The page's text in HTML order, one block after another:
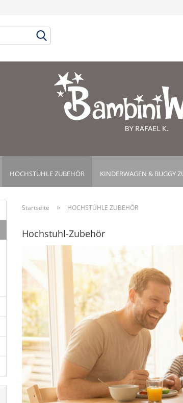
HOCHSTÜHLE ZUBEHÖR KINDERWAGEN & BUGGY
Startseite » HOCHSTÜHLE ZUBEHÖR
Hochstuhl-Zubehör